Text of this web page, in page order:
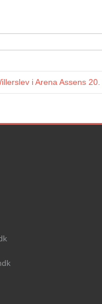
i Arena Assens